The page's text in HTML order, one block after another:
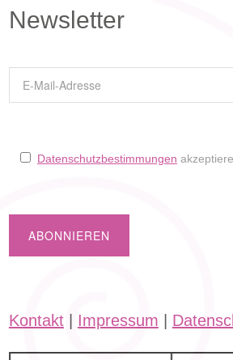
Newsletter
Datenschutzbestimmungen
Kontakt| Impressum